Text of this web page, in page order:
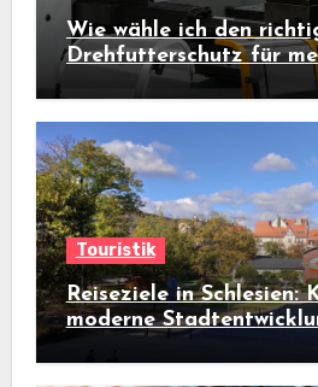
Wie wähle ich den
Drehfutterschutz für
Touristik
Reiseziele in Schlesien:
moderne